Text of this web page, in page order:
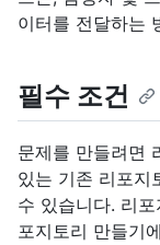
이터를 전달하는
필수 조건
문제를 만들려면
있는 기존 리포지
수 있습니다. 리
포지토리 만들기